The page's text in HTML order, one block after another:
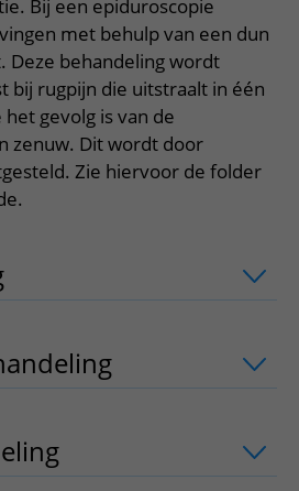
Bij een epiduroscopie
met behulp van een dun
Deze behandeling wordt
bij rugpijn die uitstraalt in één
gevolg is van de
zenuw. Dit wordt door
Zie hiervoor de folder
uitklapper, klik om te
uitklapper,
uitklapper, klik